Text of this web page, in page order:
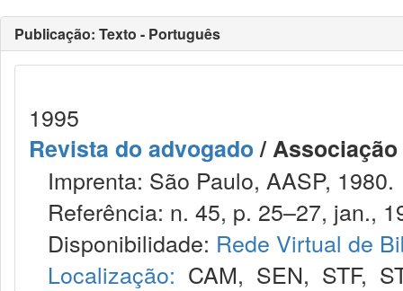
Publicação: Texto - Português
1995
Revista do advogado/
Imprenta: São Paulo, AASP, 1980.
Referência: n. 45, p. 25–27, jan.,
Disponibilidade: Rede Virtual de
Localização: CAM, SEN, STF,